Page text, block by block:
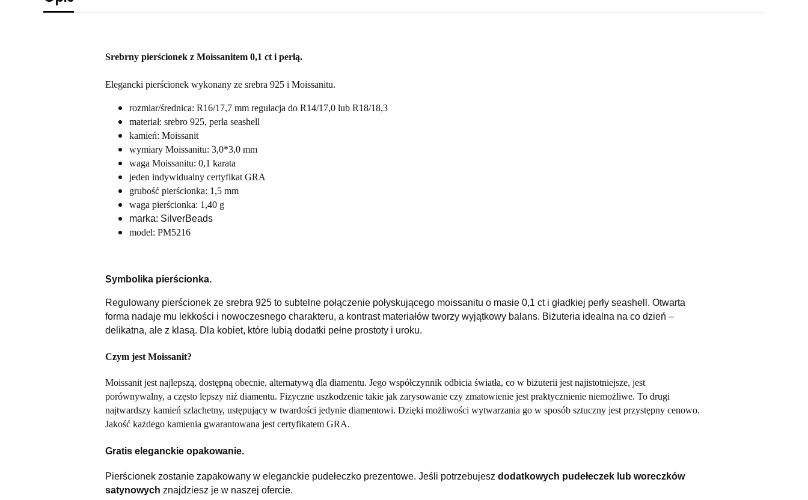
Srebrny pierścionek z Moissanitem 0,1 ct i perłą.
Elegancki pierścionek wykonany ze srebra 925 i Moissanitu.
rozmiar/średnica: R16/17,7 mm regulacja do R14/17,0 lub R18/18,3
materiał: srebro 925, perła seashell
kamień: Moissanit
wymiary Moissanitu: 3,0*3,0 mm
waga Moissanitu: 0,1 karata
jeden indywidualny certyfikat GRA
grubość pierścionka: 1,5 mm
waga pierścionka: 1,40 g
marka: SilverBeads
model: PM5216
Symbolika pierścionka.
Regulowany pierścionek ze srebra 925 to subtelne połączenie połyskującego moissanitu o masie 0,1 ct i gładkiej perły seashell. Otwarta
forma nadaje mu lekkości i nowoczesnego charakteru, a kontrast materiałów tworzy wyjątkowy balans. Biżuteria idealna na co dzień –
delikatna, ale z klasą. Dla kobiet, które lubią dodatki pełne prostoty i uroku.
Czym jest Moissanit?
Moissanit jest najlepszą, dostępną obecnie, alternatywą dla diamentu. Jego współczynnik odbicia światła, co w biżuterii jest najistotniejsze, jest
porównywalny, a często lepszy niż diamentu. Fizyczne uszkodzenie takie jak zarysowanie czy zmatowienie jest praktycznienie niemożliwe. To drugi
najtwardszy kamień szlachetny, ustępujący w twardości jedynie diamentowi. Dzięki możliwości wytwarzania go w sposób sztuczny jest przystępny cenowo.
Jakość każdego kamienia gwarantowana jest certyfikatem GRA.
Gratis eleganckie opakowanie.
Pierścionek zostanie zapakowany w eleganckie pudełeczko prezentowe. Jeśli potrzebujesz dodatkowych pudełeczek lub woreczków
satynowych znajdziesz je w naszej ofercie.